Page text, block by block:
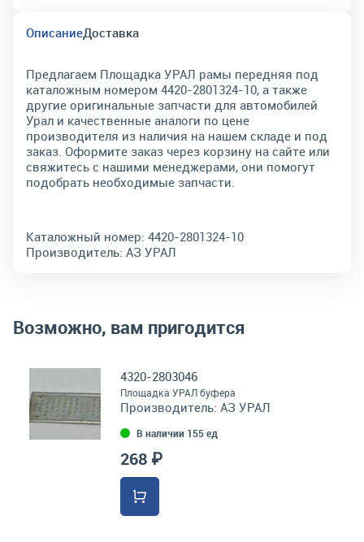
ОписаниеДоставка
Предлагаем Площадка УРАЛ рамы передняя под
каталожным номером 4420-2801324-10, а также
другие оригинальные запчасти для автомобилей
Урал и качественные аналоги по цене
производителя из наличия на нашем складе и под
заказ. Оформите заказ через корзину на сайте или
свяжитесь с нашими менеджерами, они помогут
подобрать необходимые запчасти.
Каталожный номер: 4420-2801324-10
Производитель: АЗ УРАЛ
Возможно, вам пригодится
4320-2803046
Площадка УРАЛ буфера
Производитель: АЗ УРАЛ
В наличии 155 ед
268 ₽